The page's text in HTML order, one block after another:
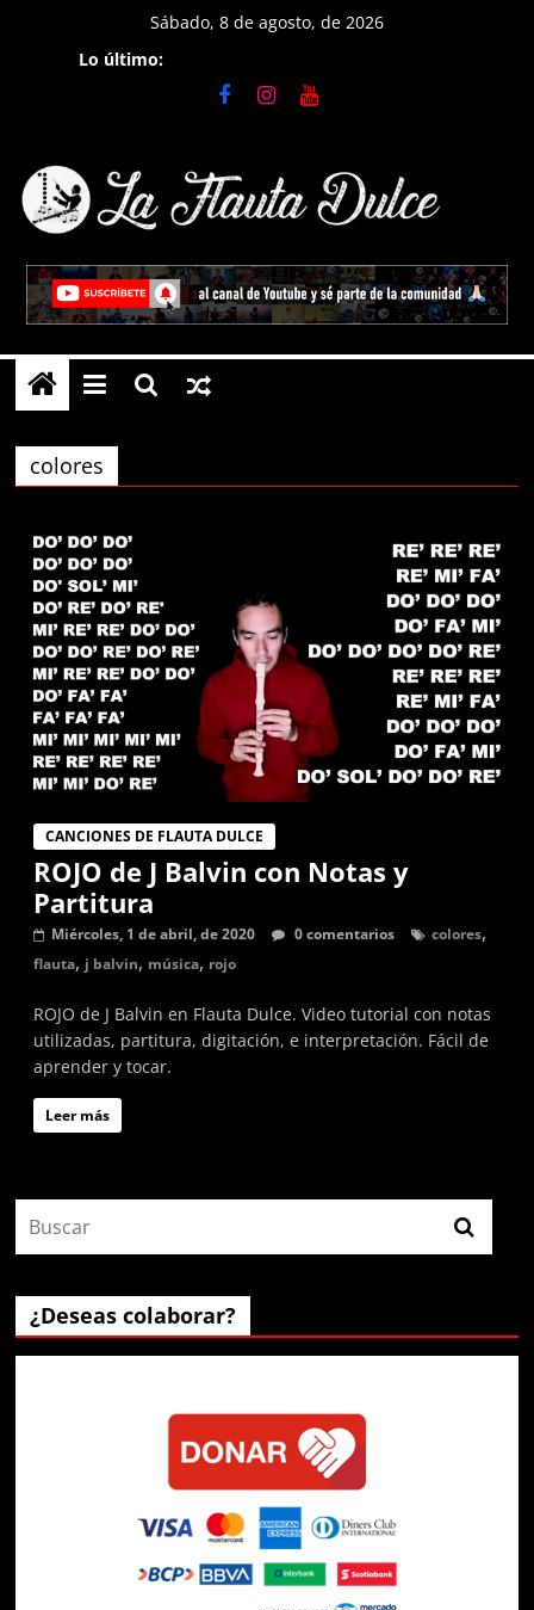
contenido
Sábado, 8 de agosto, de 2026
Lo último:
La
Flauta
Dulce
Tutoriales
en
Flauta
notas
graves,
agudas,
sostenidas
bemol.
Música
para
flauta
dulce,
tutoriales
de
canciones
en
alemana.
colores
CANCIONES DE FLAUTA DULCE
ROJO de J Balvin con Notas y
Partitura
Miércoles, 1 de abril, de 2020 0 comentarios colores,
flauta, j balvin, música, rojo
ROJO de J Balvin en Flauta Dulce. Video tutorial con notas
utilizadas, partitura, digitación, e interpretación. Fácil de
aprender y tocar.
Leer más
¿Deseas colaborar?